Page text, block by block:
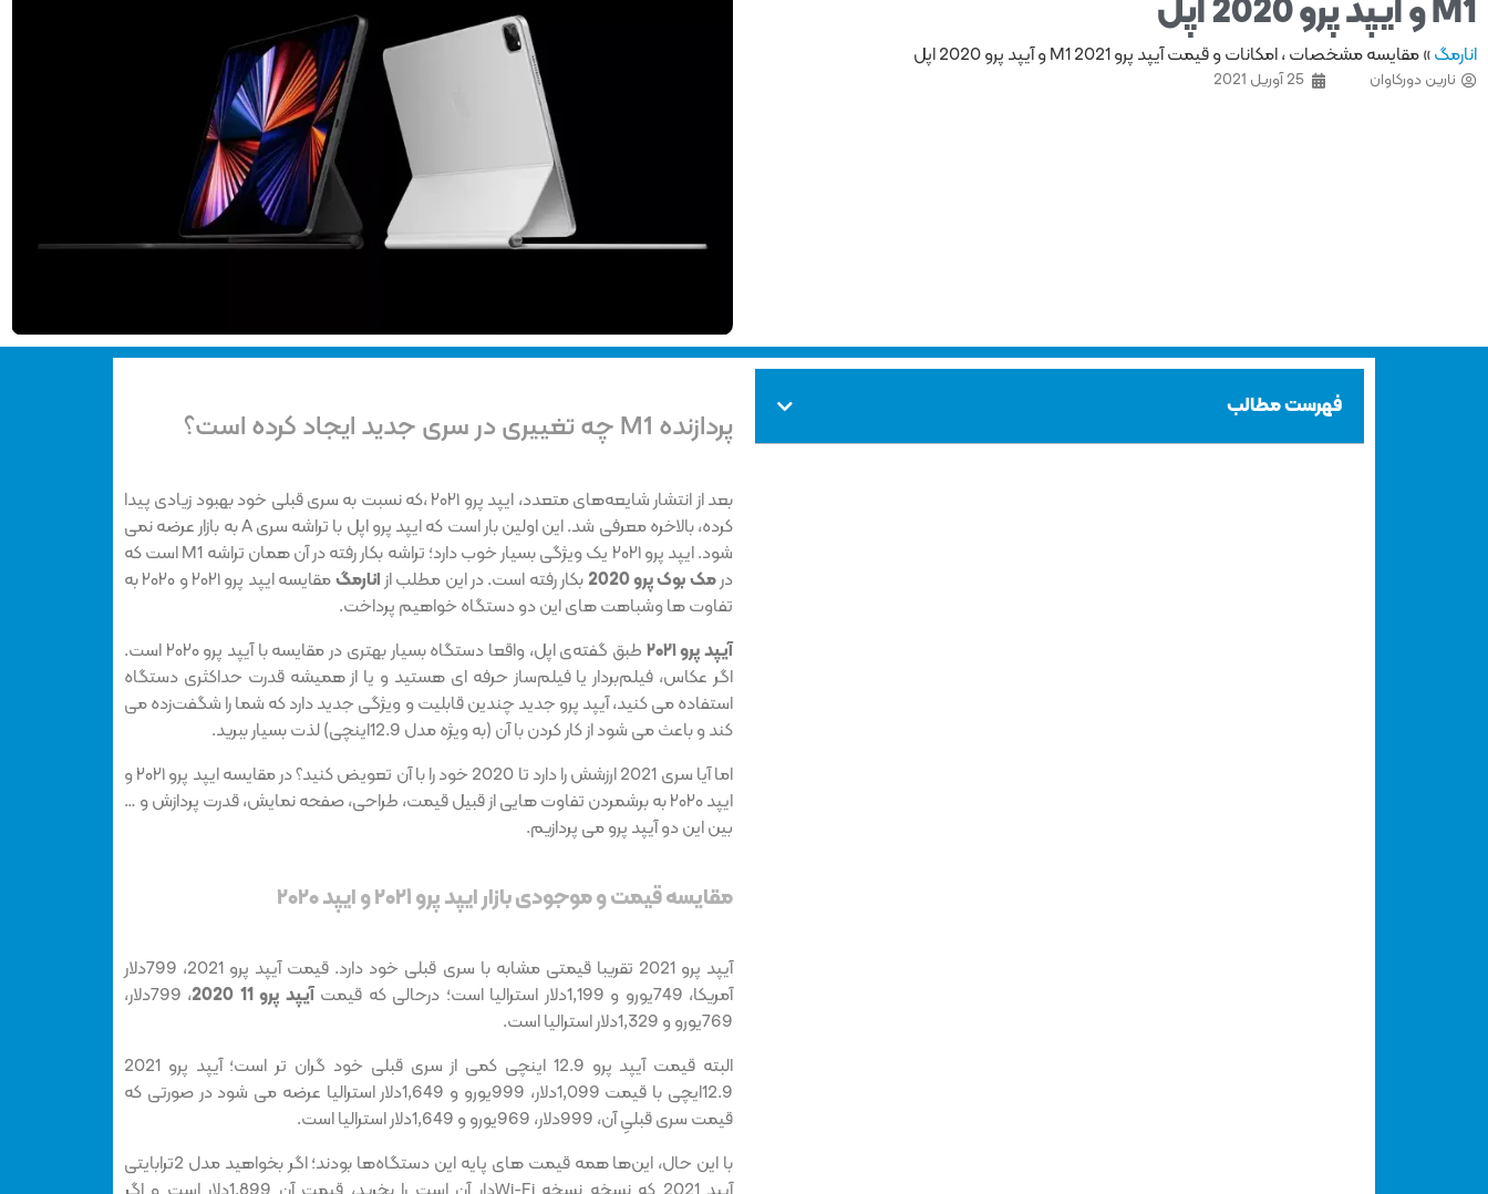
M1 و آیپد پرو 2020 اپل
انارمگ»مقایسه مشخصات ، امکانات و قیمت آیپد پرو 2021 M1 و آیپد پرو 2020 اپل
نارین دورکاوان 25 آوریل 2021
فهرست مطالب
پردازنده M1 چه تغییری در سری جدید ایجاد کرده است؟
بعد از انتشار شایعه‌های متعدد، ایپد پرو ۲۰۲۱ ،که نسبت به سری قبلی خود بهبود زیادی پیدا
کرده، بالاخره معرفی شد. این اولین بار است که ایپد پرو اپل با تراشه سری A به بازار عرضه نمی
شود. ایپد پرو ۲۰۲۱ یک ویژگی بسیار خوب دارد؛ تراشه بکار رفته در آن همان تراشه M1 است که
درمک بوک پرو 2020 بکار رفته است. در این مطلب ازانارمگ
مقایسه ایپد پرو ۲۰۲۱ و ۲۰۲۰ به
تفاوت ها وشباهت های این دو دستگاه خواهیم پرداخت.
آیپد پرو ۲۰۲۱
طبق گفته‌ی اپل، واقعا دستگاه بسیار بهتری در مقایسه با آیپد پرو ۲۰۲۰ است.
اگر عکاس، فیلم‌بردار یا فیلم‌ساز حرفه ای هستید و یا از همیشه قدرت حداکثری دستگاه
استفاده می کنید، آیپد پرو جدید چندین قابلیت و ویژگی جدید دارد که شما را شگفت‌زده می
کند و باعث می شود از کار کردن با آن (به ویژه مدل 12.9اینچی) لذت بسیار ببرید.
اما آیا سری 2021 ارزشش را دارد تا 2020 خود را با آن تعویض کنید؟ در مقایسه ایپد پرو ۲۰۲۱ و
ایپد ۲۰۲۰ به برشمردن تفاوت هایی از قبیل قیمت، طراحی، صفحه نمایش، قدرت پردازش و …
بین این دو آیپد پرو می پردازیم.
مقایسه قیمت و موجودی بازار ایپد پرو ۲۰۲۱ و ایپد ۲۰۲۰
آیپد پرو 2021 تقریبا قیمتی مشابه با سری قبلی خود دارد. قیمت آیپد پرو 2021، 799دلار
آمریکا، 749یورو و 1,199دلار استرالیا است؛ درحالی که قیمت
آیپد پرو 11 2020
، 799دلار،
769یورو و 1,329دلار استرالیا است.
البته قیمت آیپد پرو 12.9 اینچی کمی از سری قبلی خود گران تر است؛ آیپد پرو 2021
12.9ایچی با قیمت 1,099دلار، 999یورو و 1,649دلار استرالیا عرضه می شود در صورتی که
قیمت سری قبلیِ آن، 999دلار، 969یورو و 1,649دلار استرالیا است.
با این حال، این‌ها همه قیمت های پایه این دستگاه‌ها بودند؛ اگر بخواهید مدل 2ترابایتی